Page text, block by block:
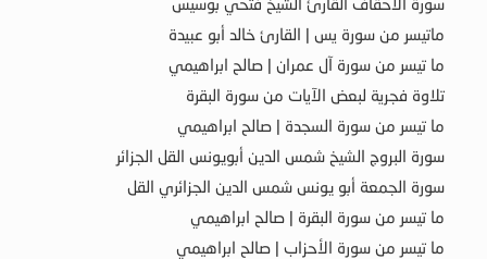
ماتيسر من سورة يس | القارئ خالد أبو عبيدة
ما تيسر من سورة آل عمران | صالح ابراهيمي
تلاوة فجرية لبعض الآيات من سورة البقرة
ما تيسر من سورة السجدة | صالح ابراهيمي
سورة البروج الشيخ شمس الدين أبويونس القل الجزائر
سورة الجمعة أبو يونس شمس الدين الجزائري القل
ما تيسر من سورة البقرة | صالح ابراهيمي
ما تيسر من سورة الأحزاب | صالح ابراهيمي